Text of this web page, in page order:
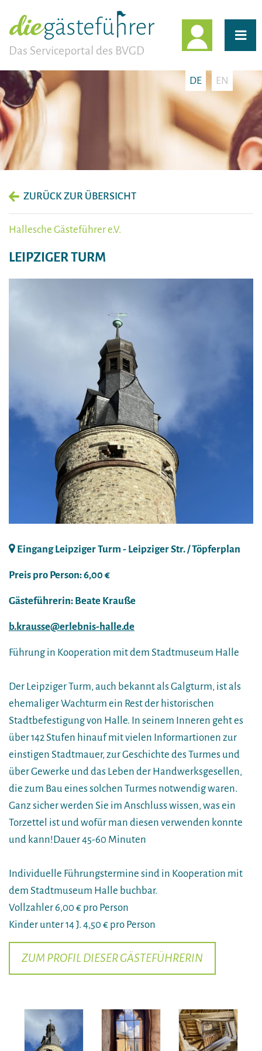
Das Serviceportal des BVGD
DE EN
ZURÜCK ZUR ÜBERSICHT
Hallesche Gästeführer e.V.
LEIPZIGER TURM
Eingang Leipziger Turm - Leipziger Str. / Töpferplan
Preis pro Person: 6,00 €
Gästeführerin: Beate Krauße
b.krausse@erlebnis-halle.de
Führung in Kooperation mit dem Stadtmuseum Halle
Der Leipziger Turm, auch bekannt als Galgturm, ist als
ehemaliger Wachturm ein Rest der historischen
Stadtbefestigung von Halle. In seinem Inneren geht es
über 142 Stufen hinauf mit vielen Informartionen zur
einstigen Stadtmauer, zur Geschichte des Turmes und
über Gewerke und das Leben der Handwerksgesellen,
die zum Bau eines solchen Turmes notwendig waren.
Ganz sicher werden Sie im Anschluss wissen, was ein
Torzettel ist und wofür man diesen verwenden konnte
und kann!Dauer 45-60 Minuten
Individuelle Führungstermine sind in Kooperation mit
dem Stadtmuseum Halle buchbar.
Vollzahler 6,00 € pro Person
Kinder unter 14 J. 4,50 € pro Person
ZUM PROFIL DIESER GÄSTEFÜHRERIN